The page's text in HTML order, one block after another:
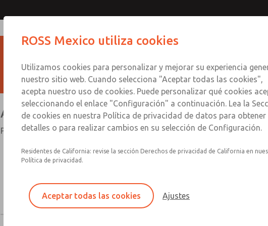
Aislamiento energético
Prevención de arranques inesperados (bloqueo/etiquetado)
Válvulas de bloqueo con arranque
Válvulas de aislamiento de energía manual L-
ROSS Mexico utiliza cookies
Utilizamos cookies para personalizar y mejorar su experiencia
nuestro sitio web. Cuando selecciona "Aceptar todas las cookies",
acepta nuestro uso de cookies. Puede personalizar qué cookies
seleccionando el enlace "Configuración" a continuación. Lea la
de cookies en nuestra Política de privacidad de datos para obtener
detalles o para realizar cambios en su selección de Configuración.
Residentes de California: revise la sección Derechos de privacidad de California en
Política de privacidad.
Aceptar todas las cookies Ajustes